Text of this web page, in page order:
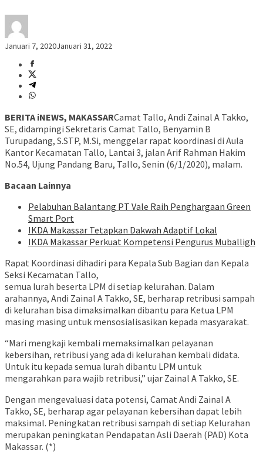
Januari 7, 2020Januari 31, 2022
BERITA iNEWS, MAKASSARCamat Tallo, Andi Zainal A Takko,
SE, didampingi Sekretaris Camat Tallo, Benyamin B
Turupadang, S.STP, M.Si, menggelar rapat koordinasi di Aula
Kantor Kecamatan Tallo, Lantai 3, jalan Arif Rahman Hakim
No.54, Ujung Pandang Baru, Tallo, Senin (6/1/2020), malam.
Bacaan Lainnya
Pelabuhan Balantang PT Vale Raih Penghargaan Green
Smart Port
IKDA Makassar Tetapkan Dakwah Adaptif Lokal
IKDA Makassar Perkuat Kompetensi Pengurus Muballigh
Rapat Koordinasi dihadiri para Kepala Sub Bagian dan Kepala
Seksi Kecamatan Tallo,
semua lurah beserta LPM di setiap kelurahan. Dalam
arahannya, Andi Zainal A Takko, SE, berharap retribusi sampah
di kelurahan bisa dimaksimalkan dibantu para Ketua LPM
masing masing untuk mensosialisasikan kepada masyarakat.
“Mari mengkaji kembali memaksimalkan pelayanan
kebersihan, retribusi yang ada di kelurahan kembali didata.
Untuk itu kepada semua lurah dibantu LPM untuk
mengarahkan para wajib retribusi,” ujar Zainal A Takko, SE.
Dengan mengevaluasi data potensi, Camat Andi Zainal A
Takko, SE, berharap agar pelayanan kebersihan dapat lebih
maksimal. Peningkatan retribusi sampah di setiap Kelurahan
merupakan peningkatan Pendapatan Asli Daerah (PAD) Kota
Makassar. (*)